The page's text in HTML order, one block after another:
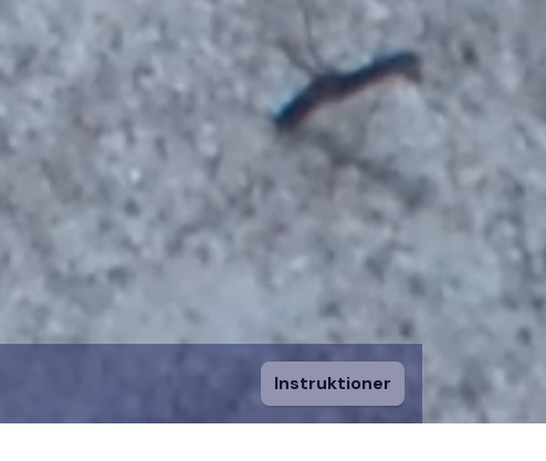
Instruktioner